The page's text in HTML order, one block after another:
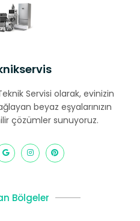
Servisi olarak, evinizin
beyaz eşyalarınızın
çözümler sunuyoruz.
Bölgeler